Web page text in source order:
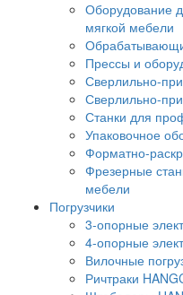
Оборудование
мягкой мебели
Прессы и
Сверлильно-
Сверлильно-
Станки для
Упаковочное
Форматно-
Фрезерные
мебели
Погрузчики
3-опорные
4-опорные
Вилочные
Ричтраки